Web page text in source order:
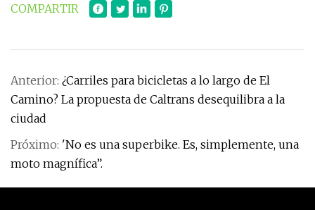
COMPARTIR
Anterior: ¿Carriles para bicicletas a lo largo de El
Camino? La propuesta de Caltrans desequilibra a la
ciudad
Próximo: 'No es una superbike. Es, simplemente, una
moto magnífica”.